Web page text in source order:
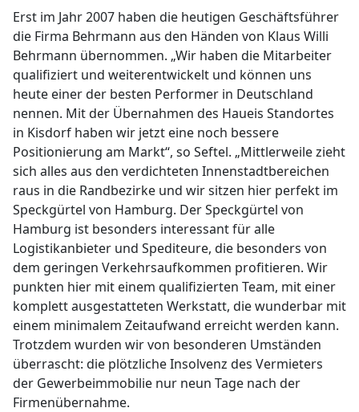
Erst im Jahr 2007 haben die heutigen Geschäftsführer
die Firma Behrmann aus den Händen von Klaus Willi
Behrmann übernommen. „Wir haben die Mitarbeiter
qualifiziert und weiterentwickelt und können uns
heute einer der besten Performer in Deutschland
nennen. Mit der Übernahmen des Haueis Standortes
in Kisdorf haben wir jetzt eine noch bessere
Positionierung am Markt“, so Seftel. „Mittlerweile zieht
sich alles aus den verdichteten Innenstadtbereichen
raus in die Randbezirke und wir sitzen hier perfekt im
Speckgürtel von Hamburg. Der Speckgürtel von
Hamburg ist besonders interessant für alle
Logistikanbieter und Spediteure, die besonders von
dem geringen Verkehrsaufkommen profitieren. Wir
punkten hier mit einem qualifizierten Team, mit einer
komplett ausgestatteten Werkstatt, die wunderbar mit
einem minimalem Zeitaufwand erreicht werden kann.
Trotzdem wurden wir von besonderen Umständen
überrascht: die plötzliche Insolvenz des Vermieters
der Gewerbeimmobilie nur neun Tage nach der
Firmenübernahme.